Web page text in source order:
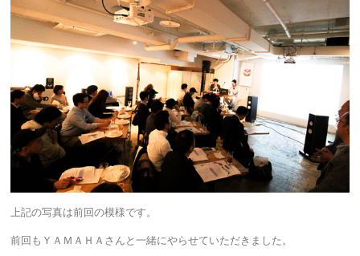
上記の写真は前回の模様です。
前回もＹＡＭＡＨＡさんと一緒にやらせていただきました。